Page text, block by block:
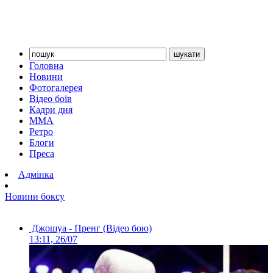
Головна
Новини
Фотогалерея
Відео боїв
Кадри дня
ММА
Ретро
Блоги
Преса
Адмінка
Новини боксу
Джошуа - Пренг (Відео бою)
13:11, 26/07